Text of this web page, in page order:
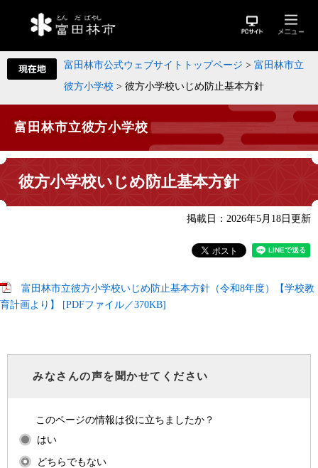
富田林市公式ウェブサイトトップページ > 富田林市立
彼方小学校 > 彼方小学校いじめ防止基本方針
富田林市立彼方小学校
彼方小学校いじめ防止基本方針
掲載日：2026年5月18日更新
富田林市立彼方小学校いじめ防止基本方針（令和8年度）【学校教
育計画より】 [PDFファイル／370KB]
みなさんの声を聞かせてください
このページの情報は役に立ちましたか？
はい
どちらでもない